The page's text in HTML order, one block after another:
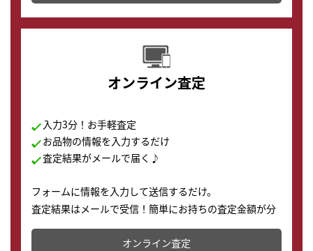
す。
オンライン査定
入力3分！お手軽査定
お品物の情報を入力するだけ
査定結果がメールで届く♪
フォームに情報を入力して送信するだけ。
査定結果はメールで受信！簡単にお持ちの査定金額が分
かります。
オンライン査定